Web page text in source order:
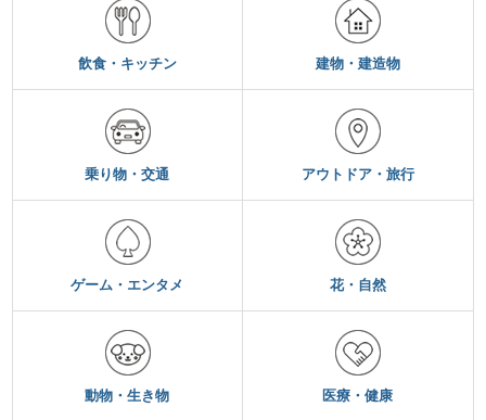
飲食・キッチン 建物・建造物
乗り物・交通 アウトドア・旅行
ゲーム・エンタメ 花・自然
動物・生き物 医療・健康